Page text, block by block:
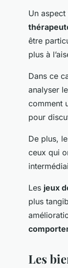
Un aspect
être
plus à
Dans ce
analyser
comment
pour
De plus,
ceux qui
Les jeux
plus
Les